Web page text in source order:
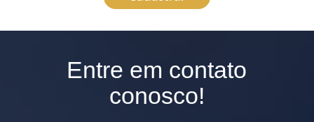
Entre em contato
conosco!